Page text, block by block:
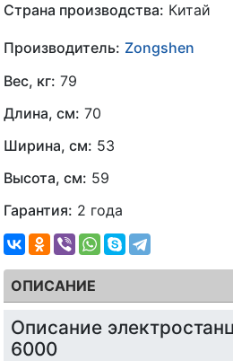
Страна производства: Китай
Производитель: Zongshen
Вес, кг: 79
Длина, см: 70
Ширина, см: 53
Высота, см: 59
Гарантия: 2 года
ОПИСАНИЕ
Описание
6000